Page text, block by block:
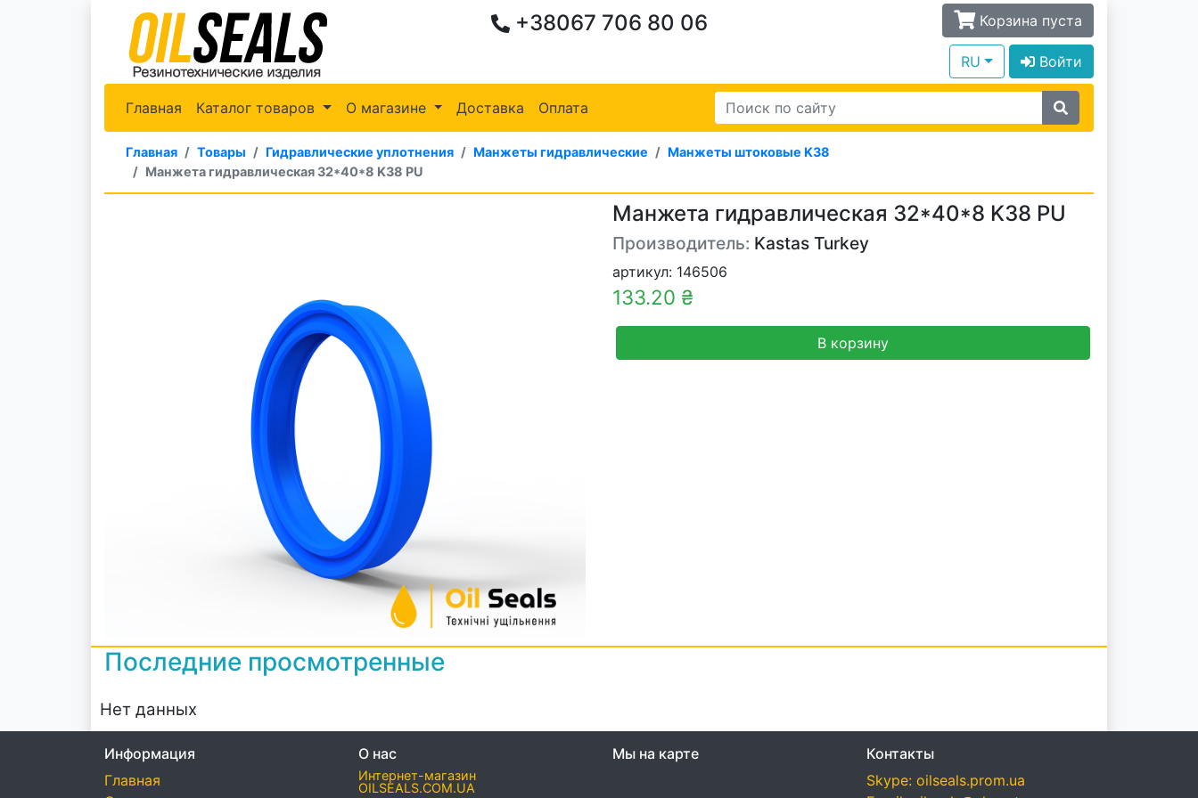
+38067 706 80 06 Корзина пуста
RU Войти
Главная Каталог товаров О магазине Доставка Оплата
Главная Товары Гидравлические уплотнения Манжеты гидравлические
Манжеты штоковые K38
Манжета гидравлическая 32*40*8 K38 PU
Манжета гидравлическая 32*40*8 K38 PU
Производитель: Kastas Turkey
артикул: 146506
133.20 ₴
В корзину
Последние просмотренные
Нет данных
Информация
Главная
О нас
Интернет-магазин
OILSEALS.COM.UA
Мы на карте
Контакты
Skype: oilseals.prom.ua